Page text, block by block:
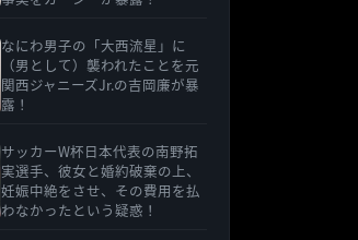
なにわ男子の「大西流星」に
（男として）襲われたことを元
関西ジャニーズJr.の吉岡廉が暴
露！
サッカーW杯日本代表の南野拓
実選手、彼女と婚約破棄の上、
妊娠中絶をさせ、その費用を払
わなかったという疑惑！